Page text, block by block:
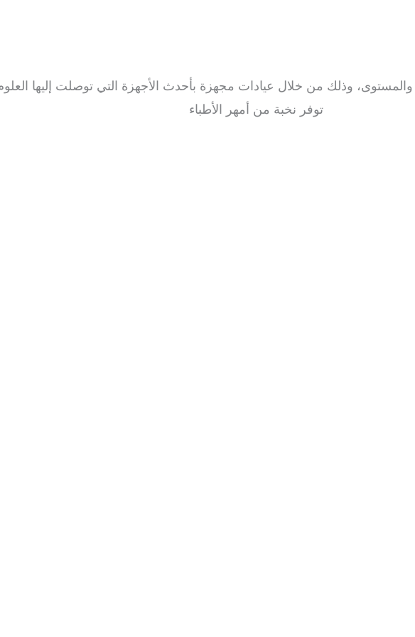
وذلك من خلال عيادات مجهزة بأحدث الأجهزة التي توصلت إليها
توفر نخبة من أمهر الأطباء